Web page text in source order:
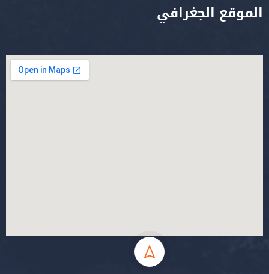
الموقع الجغرافي